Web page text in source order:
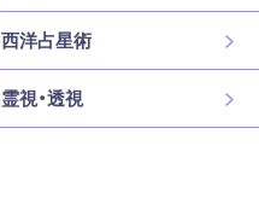
西洋占星術
霊視・透視